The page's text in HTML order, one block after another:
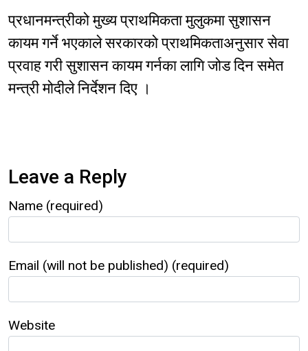
प्रधानमन्त्रीको मुख्य प्राथमिकता मुलुकमा सुशासन
कायम गर्ने भएकाले सरकारको प्राथमिकताअनुसार सेवा
प्रवाह गरी सुशासन कायम गर्नका लागि जोड दिन समेत
मन्त्री मोदीले निर्देशन दिए ।
Leave a Reply
Name (required)
Email (will not be published) (required)
Website